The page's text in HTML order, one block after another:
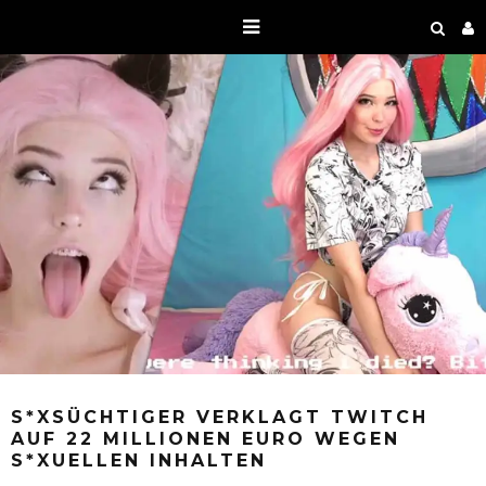
S*XSÜCHTIGER VERKLAGT TWITCH
AUF 22 MILLIONEN EURO WEGEN
S*XUELLEN INHALTEN